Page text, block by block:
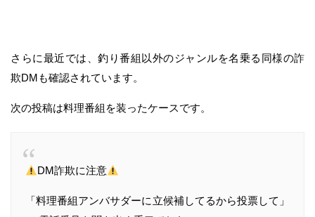
さらに最近では、釣り番組以外のジャンルを名乗る同様の詐
欺DMも確認されています。
次の投稿は料理番組を装ったケースです。
DM詐欺に注意
「料理番組アンバサダーに立候補してるから投票して」